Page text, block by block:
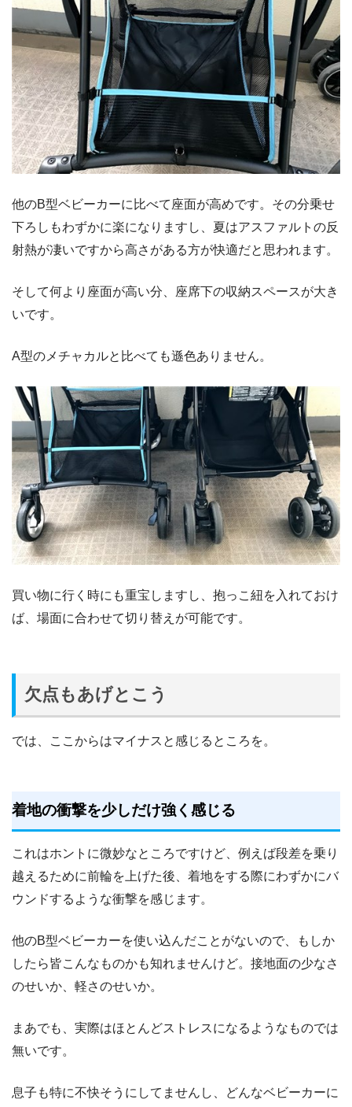
他のB型ベビーカーに比べて座面が高めです。その分乗せ
下ろしもわずかに楽になりますし、夏はアスファルトの反
射熱が凄いですから高さがある方が快適だと思われます。
そして何より座面が高い分、座席下の収納スペースが大き
いです。
A型のメチャカルと比べても遜色ありません。
買い物に行く時にも重宝しますし、抱っこ紐を入れておけ
ば、場面に合わせて切り替えが可能です。
欠点もあげとこう
では、ここからはマイナスと感じるところを。
着地の衝撃を少しだけ強く感じる
これはホントに微妙なところですけど、例えば段差を乗り
越えるために前輪を上げた後、着地をする際にわずかにバ
ウンドするような衝撃を感じます。
他のB型ベビーカーを使い込んだことがないので、もしか
したら皆こんなものかも知れませんけど。接地面の少なさ
のせいか、軽さのせいか。
まあでも、実際はほとんどストレスになるようなものでは
無いです。
息子も特に不快そうにしてませんし、どんなベビーカーに